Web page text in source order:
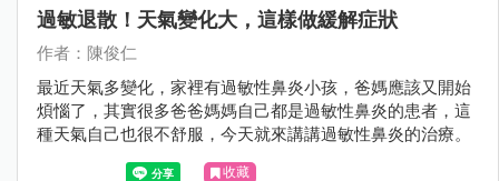
過敏退散！天氣變化大，這樣做緩解症狀
作者：陳俊仁
最近天氣多變化，家裡有過敏性鼻炎小孩，爸媽應該又開始
煩惱了，其實很多爸爸媽媽自己都是過敏性鼻炎的患者，這
種天氣自己也很不舒服，今天就來講講過敏性鼻炎的治療。
收藏